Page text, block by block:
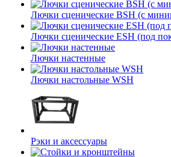
Лючки сценические BSH (с
Лючки сценические ESH (под
Лючки настенные
Лючки настольные WSH
Рэки и аксессуары